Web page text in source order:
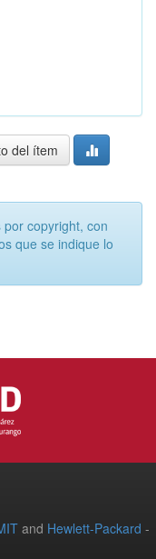
del ítem
copyright, con
que se indique lo
and Hewlett-Packard -